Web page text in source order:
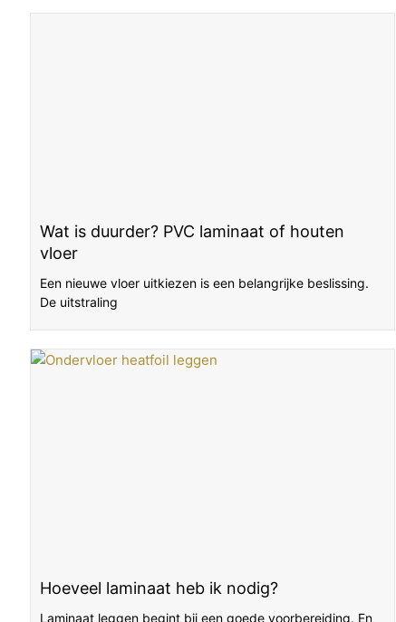
Wat is duurder? PVC laminaat of houten
vloer
Een nieuwe vloer uitkiezen is een belangrijke beslissing.
De uitstraling
Hoeveel laminaat heb ik nodig?
Laminaat leggen begint bij een goede voorbereiding. En